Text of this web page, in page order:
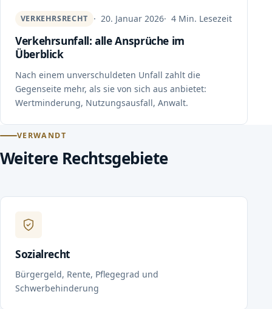
VERKEHRSRECHT 20. Januar 2026 4 Min. Lesezeit
Verkehrsunfall: alle Ansprüche im
Überblick
Nach einem unverschuldeten Unfall zahlt die
Gegenseite mehr, als sie von sich aus anbietet:
Wertminderung, Nutzungsausfall, Anwalt.
VERWANDT
Weitere Rechtsgebiete
Sozialrecht
Bürgergeld, Rente, Pflegegrad und
Schwerbehinderung